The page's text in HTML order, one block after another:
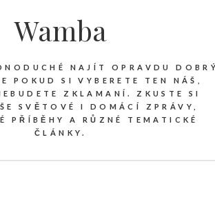
Wamba
NAJÍT OPRAVDU
POKUD SI VYBERETE TEN NÁŠ,
ZKLAMANÍ. ZKUSTE SI
SVĚTOVÉ I DOMÁCÍ ZPRÁVY,
PŘÍBĚHY A RŮZNÉ TEMATICKÉ
ČLÁNKY.